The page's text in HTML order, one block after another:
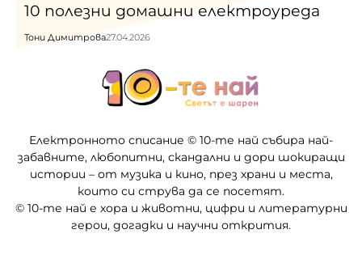
10 полезни домашни електроуреда
Тони Димитрова27.04.2026
Електронното списание © 10-те най събира най-
забавните, любопитни, скандални и дори шокиращи
истории – от музика и кино, през храни и места,
които си струва да се посетят.
© 10-те най е хора и животни, цифри и литературни
герои, догадки и научни открития.